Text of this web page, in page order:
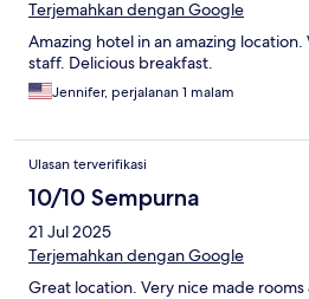
Terjemahkan dengan Google
Amazing hotel in an amazing
staff. Delicious breakfast.
Jennifer, perjalanan 1 malam
Ulasan terverifikasi
10/10 Sempurna
21 Jul 2025
Terjemahkan dengan Google
Great location. Very nice made rooms